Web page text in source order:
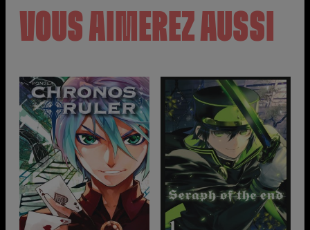
VOUS AIMEREZ AUSSI